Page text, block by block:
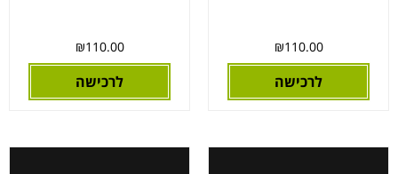
₪110.00
לרכישה
₪110.00
לרכישה